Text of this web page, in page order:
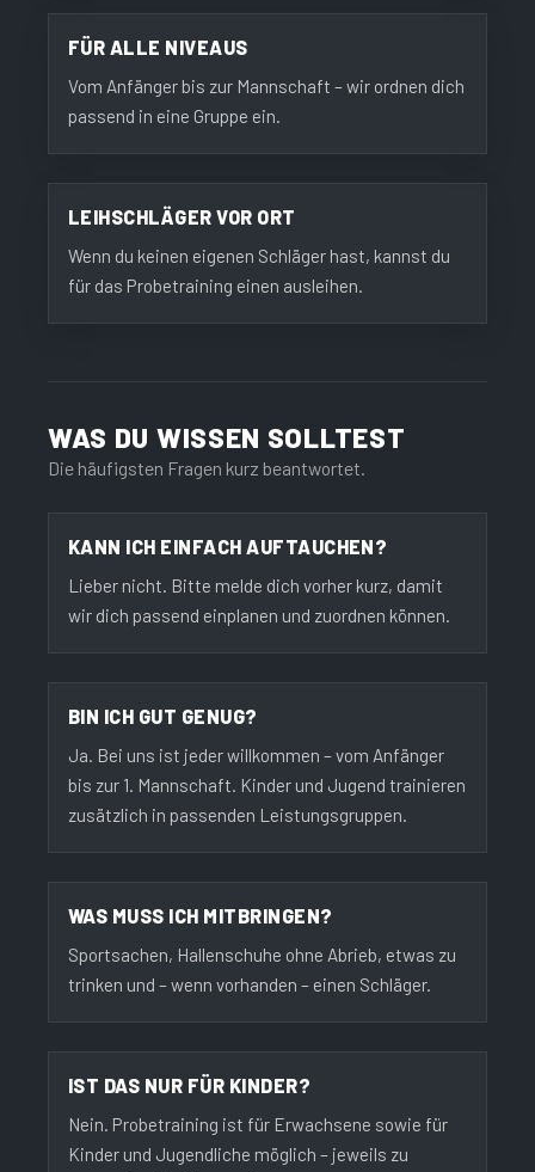
FÜR ALLE NIVEAUS
Vom Anfänger bis zur Mannschaft – wir ordnen dich
passend in eine Gruppe ein.
LEIHSCHLÄGER VOR ORT
Wenn du keinen eigenen Schläger hast, kannst du
für das Probetraining einen ausleihen.
WAS DU WISSEN SOLLTEST
Die häufigsten Fragen kurz beantwortet.
KANN ICH EINFACH AUFTAUCHEN?
Lieber nicht. Bitte melde dich vorher kurz, damit
wir dich passend einplanen und zuordnen können.
BIN ICH GUT GENUG?
Ja. Bei uns ist jeder willkommen – vom Anfänger
bis zur 1. Mannschaft. Kinder und Jugend trainieren
zusätzlich in passenden Leistungsgruppen.
WAS MUSS ICH MITBRINGEN?
Sportsachen, Hallenschuhe ohne Abrieb, etwas zu
trinken und – wenn vorhanden – einen Schläger.
IST DAS NUR FÜR KINDER?
Nein. Probetraining ist für Erwachsene sowie für
Kinder und Jugendliche möglich – jeweils zu